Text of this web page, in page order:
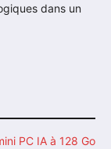
dans un
PC IA à 128 Go